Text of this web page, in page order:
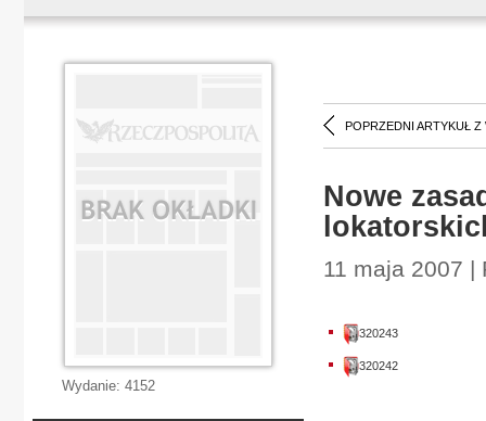
POPRZEDNI ARTYKUŁ Z
Nowe
11 maja 2007 |
320243
320242
Wydanie: 4152